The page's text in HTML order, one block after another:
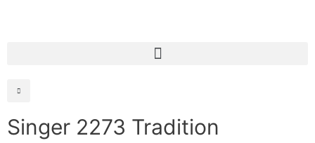
Singer 2273 Tradition